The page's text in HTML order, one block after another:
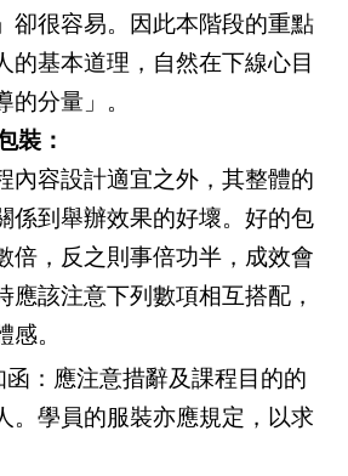
卻很容易。因此本階段的重點
的基本道理，自然在下線心目
的分量」。
裝：
內容設計適宜之外，其整體的
係到舉辦效果的好壞。好的包
倍，反之則事倍功半，成效會
應該注意下列數項相互搭配，
。
：應注意措辭及課程目的的
。學員的服裝亦應規定，以求